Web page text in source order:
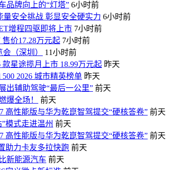
品牌向上的“灯塔” 6小时前
安全挑战 彰显安全硬实力 6小时前
增程四驱即将上市 7小时前
价17.28万元起 7小时前
（深圳）
11小时前
星途揽月上市 18.99万元起 昨天
2026 城市精英榜单 昨天
出辅助驾驶“最后一公里” 前天
爆全场！
前天
高性能版与华为乾崑智驾提交“硬核答卷” 前天
模式走进温州 前天
高性能版与华为乾崑智驾提交“硬核答卷” 前天
助力卡友多拉快跑 前天
新能源汽车 前天